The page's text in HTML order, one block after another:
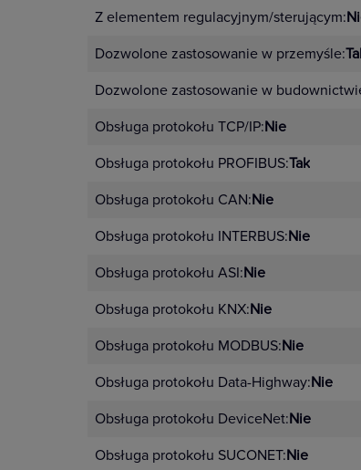
Z elementem regulacyjnym/sterującym:
Dozwolone zastosowanie w przemyśle:
Dozwolone zastosowanie w
Obsługa protokołu TCP/IP:Nie
Obsługa protokołu PROFIBUS:Tak
Obsługa protokołu CAN:Nie
Obsługa protokołu INTERBUS:Nie
Obsługa protokołu ASI:Nie
Obsługa protokołu KNX:Nie
Obsługa protokołu MODBUS:Nie
Obsługa protokołu Data-Highway:Nie
Obsługa protokołu DeviceNet:Nie
Obsługa protokołu SUCONET:Nie